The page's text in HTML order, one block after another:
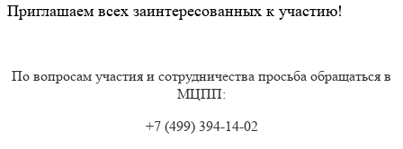
Приглашаем всех заинтересованных к участию!
По вопросам участия и сотрудничества просьба обращаться в
МЦПП:
+7 (499) 394-14-02